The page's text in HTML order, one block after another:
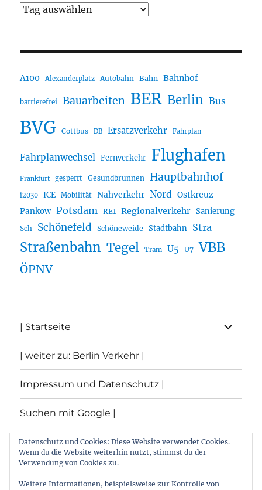
A100 Alexanderplatz Autobahn Bahn Bahnhof
barrierefrei Bauarbeiten BER Berlin Bus
BVG Cottbus DB Ersatzverkehr Fahrplan
Fahrplanwechsel Fernverkehr Flughafen
Frankfurt gesperrt Gesundbrunnen Hauptbahnhof
i2030 ICE Mobilität Nahverkehr Nord Ostkreuz
Pankow Potsdam RE1 Regionalverkehr Sanierung
Sch Schönefeld Schöneweide Stadtbahn Stra
Straßenbahn Tegel Tram U5 U7 VBB
ÖPNV
| Startseite
öffnen
| weiter zu: Berlin Verkehr |
Impressum und Datenschutz |
Suchen mit Google |
Themen
Datenschutz und Cookies: Diese Website verwendet Cookies.
Wenn du die Website weiterhin nutzt, stimmst du der
Verwendung von Cookies zu.
Weitere Informationen, beispielsweise zur Kontrolle von